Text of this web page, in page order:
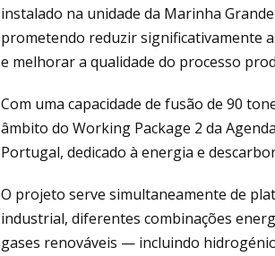
instalado na unidade da Marinha
prometendo reduzir significativamente
e melhorar a qualidade do processo
Com uma capacidade de fusão de 90
âmbito do Working Package 2 da
Portugal, dedicado à energia e
O projeto serve simultaneamente de
industrial, diferentes combinações
gases renováveis — incluindo